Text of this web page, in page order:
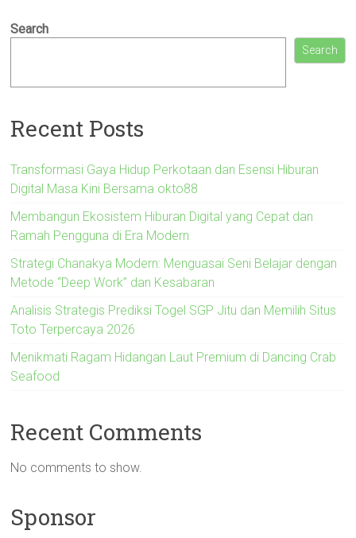
Search
Search
Recent Posts
Transformasi Gaya Hidup Perkotaan dan Esensi Hiburan
Digital Masa Kini Bersama okto88
Membangun Ekosistem Hiburan Digital yang Cepat dan
Ramah Pengguna di Era Modern
Strategi Chanakya Modern: Menguasai Seni Belajar dengan
Metode “Deep Work” dan Kesabaran
Analisis Strategis Prediksi Togel SGP Jitu dan Memilih Situs
Toto Terpercaya 2026
Menikmati Ragam Hidangan Laut Premium di Dancing Crab
Seafood
Recent Comments
No comments to show.
Sponsor